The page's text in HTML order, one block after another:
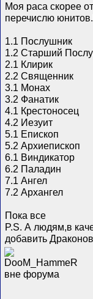
Моя раса скорее
перечислю
1.1 Послушник
1.2 Старший
2.1 Клирик
2.2 Священник
3.1 Монах
3.2 Фанатик
4.1 Крестоносец
4.2 Иезуит
5.1 Епископ
5.2 Архиепископ
6.1 Виндикатор
6.2 Паладин
7.1 Ангел
7.2 Архангел
Пока все
P.S. А людям,в
добавить